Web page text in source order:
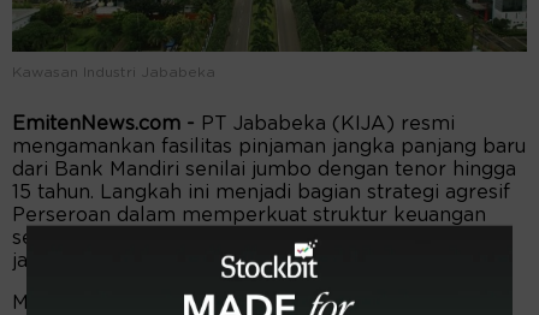
Kawasan Industri Jababeka
EmitenNews.com - PT Jababeka (KIJA) resmi
mengamankan fasilitas pinjaman jangka panjang baru
dari Bank Mandiri senilai jumbo dengan tenor hingga
15 tahun. Langkah ini menjadi bagian strategi agresif
Perseroan dalam memperkuat struktur keuangan
sekaligus melakukan refinancing utang global yang
jatuh tempo pada 2027.
Manajemen KIJA mengungkapkan, fasilitas